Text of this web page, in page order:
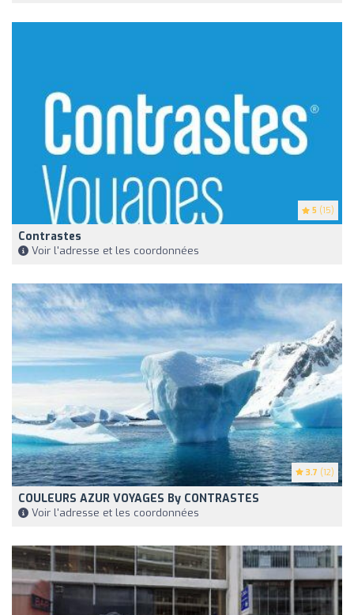
5 (15)
Contrastes
Voir l'adresse et les coordonnées
3.7 (12)
COULEURS AZUR VOYAGES By CONTRASTES
Voir l'adresse et les coordonnées